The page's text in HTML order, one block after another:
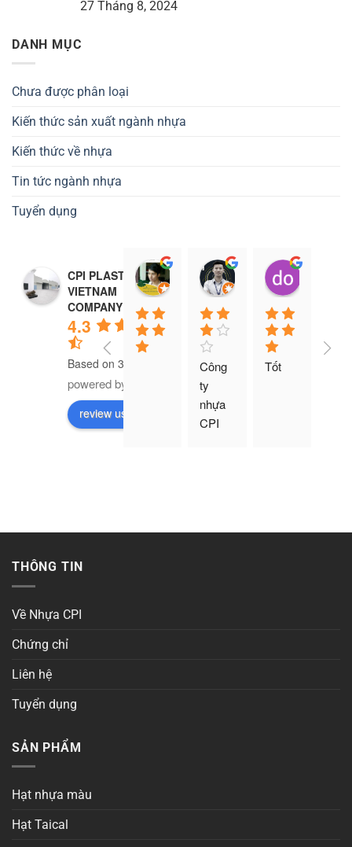
27 Tháng 8, 2024
DANH MỤC
Chưa được phân loại
Kiến thức sản xuất ngành nhựa
Kiến thức về nhựa
Tin tức ngành nhựa
Tuyển dụng
CPI PLASTIC
VIETNAM
COMPANY
4.3
Based on 3 reviews
powered by
review us on
Tiến đat Wasabi (Cú mèo)
23:46 25 Sep 22
Vũ Văn Trường (Cú
16:19 07 Jan 20
Công
ty
nhựa
CPI
Tốt
THÔNG TIN
Về Nhựa CPI
Chứng chỉ
Liên hệ
Tuyển dụng
SẢN PHẨM
Hạt nhựa màu
Hạt Taical